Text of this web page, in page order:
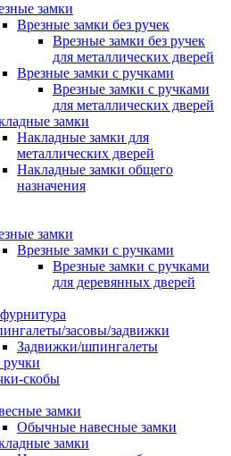
замки
Врезные замки без ручек
Врезные замки без ручек
для металлических дверей
Врезные замки с ручками
Врезные замки с ручками
для металлических дверей
замки
Накладные замки для
металлических дверей
Накладные замки общего
назначения
замки
Врезные замки с ручками
Врезные замки с ручками
для деревянных дверей
засовы/задвижки
Задвижки/шпингалеты
скобы
замки
Обычные навесные замки
замки